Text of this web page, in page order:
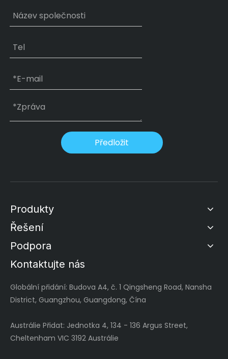
Předložit
Produkty
Řešení
Podpora
Kontaktujte nás
Globální přidání: Budova A4, č. 1 Qingsheng Road, Nansha
District, Guangzhou, Guangdong, Čína
Austrálie Přidat: Jednotka 4, 134 - 136 Argus Street,
Cheltenham VIC 3192 Austrálie